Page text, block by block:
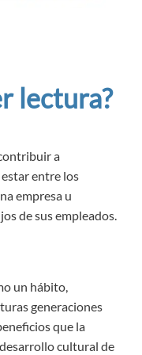
lectura?
a
entre los
empresa u
de sus empleados.
un hábito,
generaciones
que la
cultural de